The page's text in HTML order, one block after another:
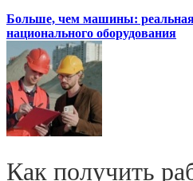
Больше, чем машины: реальная
национального оборудования
Как получить